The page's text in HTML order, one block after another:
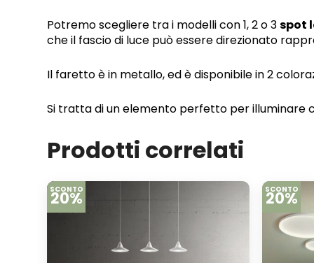
Potremo scegliere tra i modelli con 1, 2 o 3spot
che il fascio di luce può essere direzionato
Il faretto è in metallo, ed è disponibile in 2
Si tratta di un elemento perfetto per illuminare
Prodotti correlati
SCONTO
20% SCONTO
20%